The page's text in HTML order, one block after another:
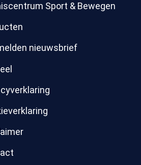
Sport & Bewegen
nieuwsbrief